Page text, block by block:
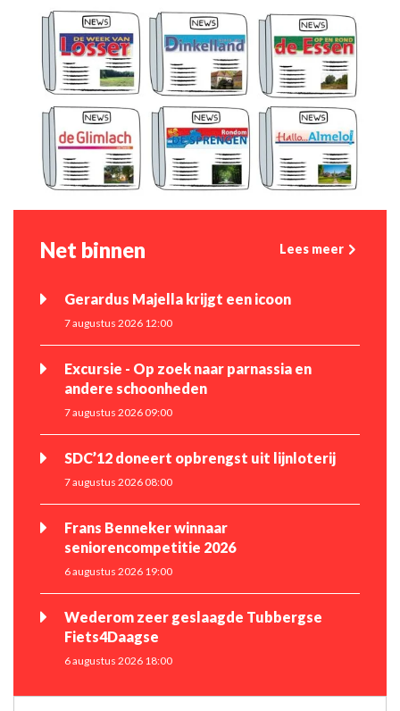
Net binnen Lees meer
Gerardus Majella krijgt een icoon
7 augustus 2026 12:00
Excursie - Op zoek naar parnassia en
andere schoonheden
7 augustus 2026 09:00
SDC’12 doneert opbrengst uit lijnloterij
7 augustus 2026 08:00
Frans Benneker winnaar
seniorencompetitie 2026
6 augustus 2026 19:00
Wederom zeer geslaagde Tubbergse
Fiets4Daagse
6 augustus 2026 18:00